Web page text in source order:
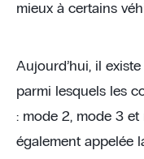
mieux à certains
Aujourd’hui, il
parmi lesquels les
: mode 2, mode 3
également appelée